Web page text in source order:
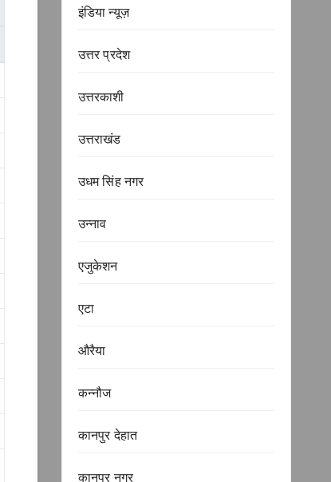
इंडिया न्यूज़
उत्तर प्रदेश
उत्तरकाशी
उत्तराखंड
उधम सिंह नगर
उन्नाव
एजुकेशन
एटा
औरैया
कन्नौज
कानपुर देहात
कानपुर नगर